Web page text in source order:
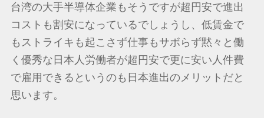
台湾の大手半導体企業もそうですが超円安で進出
コストも割安になっているでしょうし、低賃金で
もストライキも起こさず仕事もサボらず黙々と働
く優秀な日本人労働者が超円安で更に安い人件費
で雇用できるというのも日本進出のメリットだと
思います。